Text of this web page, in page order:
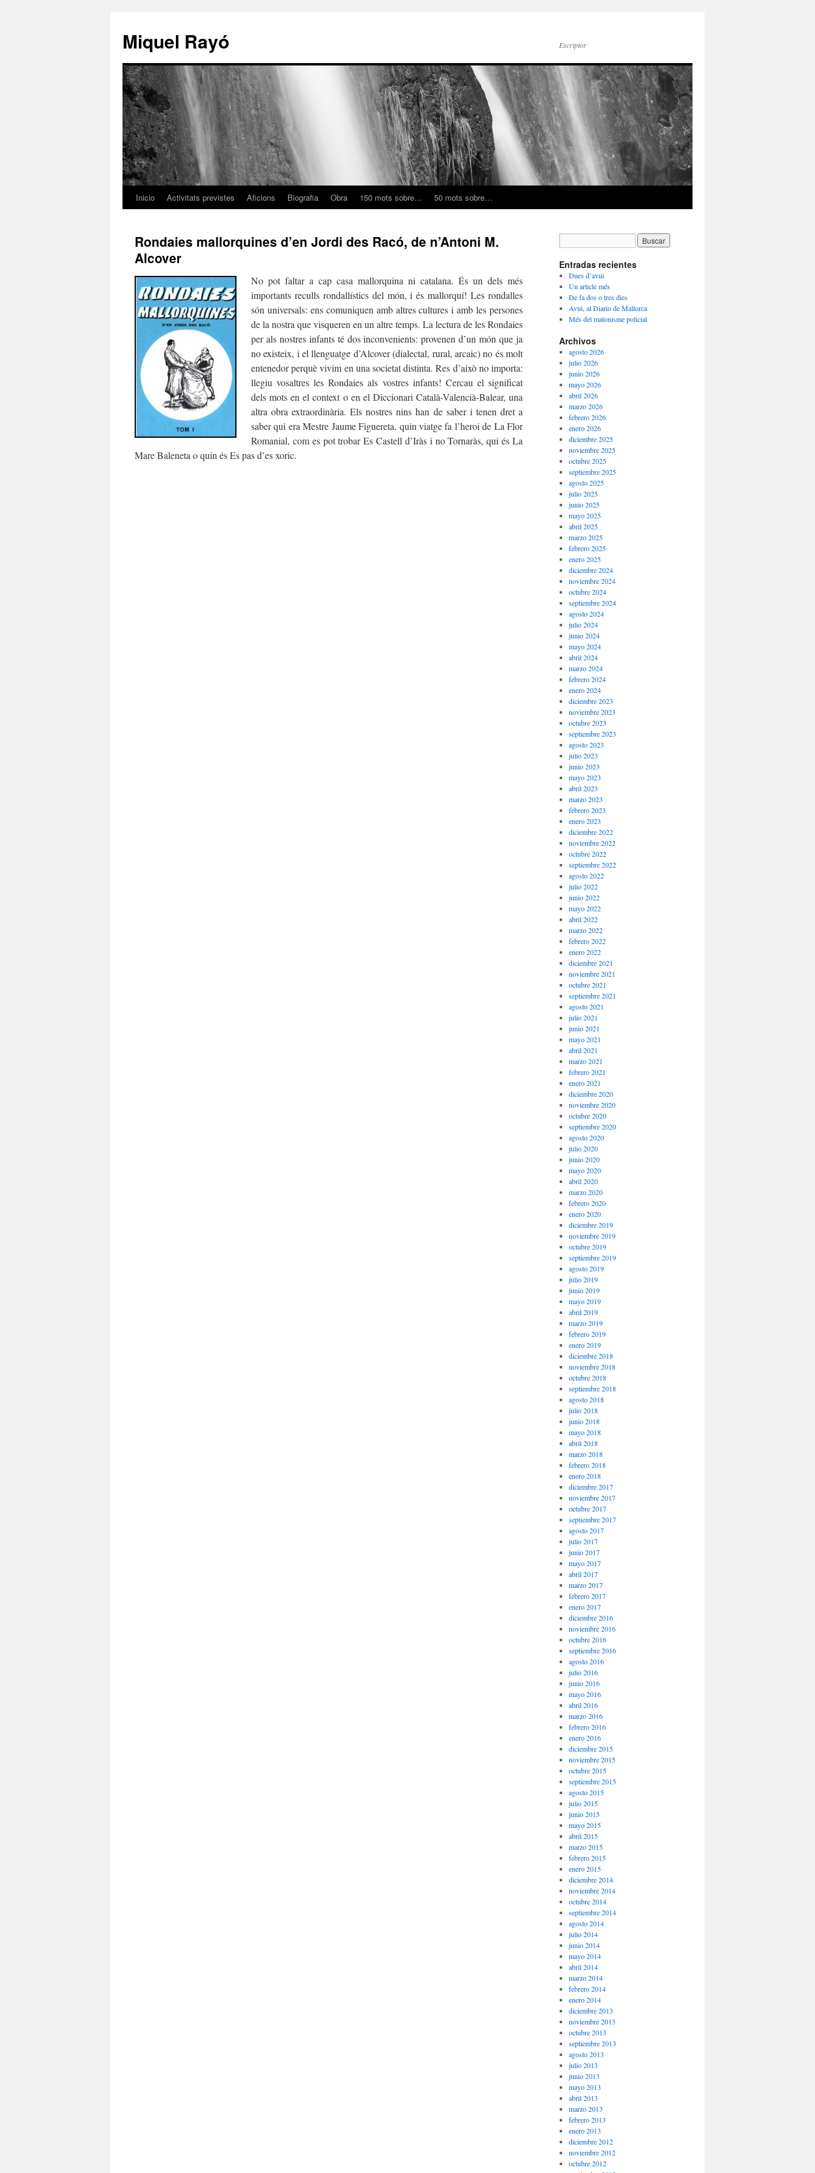
Miquel Rayó Escriptor
Inicio Activitats previstes Aficions Biografia Obra 150 mots sobre… 50 mots sobre…
Rondaies mallorquines d’en Jordi des Racó, de n’Antoni M.
Alcover
No pot faltar a cap casa mallorquina ni catalana. És un dels més
importants reculls rondallístics del món, i és mallorquí! Les rondalles
són universals: ens comuniquen amb altres cultures i amb les persones
de la nostra que visqueren en un altre temps. La lectura de les Rondaies
per als nostres infants té dos inconvenients: provenen d’un món que ja
no existeix, i el llenguatge d’Alcover (dialectal, rural, arcaic) no és molt
entenedor perquè vivim en una societat distinta. Res d’això no importa:
llegiu vosaltres les Rondaies als vostres infants! Cercau el significat
dels mots en el context o en el Diccionari Català-Valencià-Balear, una
altra obra extraordinària. Els nostres nins han de saber i tenen dret a
saber qui era Mestre Jaume Figuereta, quin viatge fa l’heroi de La Flor
Romanial, com es pot trobar Es Castell d’Iràs i no Tornaràs, qui és La
Mare Baleneta o quin és Es pas d’es xoric.
Entradas recientes
Dues d’avui
Un article més
De fa dos o tres dies
Avui, al Diario de Mallorca
Més del matonisme policial
Archivos
agosto 2026
julio 2026
junio 2026
mayo 2026
abril 2026
marzo 2026
febrero 2026
enero 2026
diciembre 2025
noviembre 2025
octubre 2025
septiembre 2025
agosto 2025
julio 2025
junio 2025
mayo 2025
abril 2025
marzo 2025
febrero 2025
enero 2025
diciembre 2024
noviembre 2024
octubre 2024
septiembre 2024
agosto 2024
julio 2024
junio 2024
mayo 2024
abril 2024
marzo 2024
febrero 2024
enero 2024
diciembre 2023
noviembre 2023
octubre 2023
septiembre 2023
agosto 2023
julio 2023
junio 2023
mayo 2023
abril 2023
marzo 2023
febrero 2023
enero 2023
diciembre 2022
noviembre 2022
octubre 2022
septiembre 2022
agosto 2022
julio 2022
junio 2022
mayo 2022
abril 2022
marzo 2022
febrero 2022
enero 2022
diciembre 2021
noviembre 2021
octubre 2021
septiembre 2021
agosto 2021
julio 2021
junio 2021
mayo 2021
abril 2021
marzo 2021
febrero 2021
enero 2021
diciembre 2020
noviembre 2020
octubre 2020
septiembre 2020
agosto 2020
julio 2020
junio 2020
mayo 2020
abril 2020
marzo 2020
febrero 2020
enero 2020
diciembre 2019
noviembre 2019
octubre 2019
septiembre 2019
agosto 2019
julio 2019
junio 2019
mayo 2019
abril 2019
marzo 2019
febrero 2019
enero 2019
diciembre 2018
noviembre 2018
octubre 2018
septiembre 2018
agosto 2018
julio 2018
junio 2018
mayo 2018
abril 2018
marzo 2018
febrero 2018
enero 2018
diciembre 2017
noviembre 2017
octubre 2017
septiembre 2017
agosto 2017
julio 2017
junio 2017
mayo 2017
abril 2017
marzo 2017
febrero 2017
enero 2017
diciembre 2016
noviembre 2016
octubre 2016
septiembre 2016
agosto 2016
julio 2016
junio 2016
mayo 2016
abril 2016
marzo 2016
febrero 2016
enero 2016
diciembre 2015
noviembre 2015
octubre 2015
septiembre 2015
agosto 2015
julio 2015
junio 2015
mayo 2015
abril 2015
marzo 2015
febrero 2015
enero 2015
diciembre 2014
noviembre 2014
octubre 2014
septiembre 2014
agosto 2014
julio 2014
junio 2014
mayo 2014
abril 2014
marzo 2014
febrero 2014
enero 2014
diciembre 2013
noviembre 2013
octubre 2013
septiembre 2013
agosto 2013
julio 2013
junio 2013
mayo 2013
abril 2013
marzo 2013
febrero 2013
enero 2013
diciembre 2012
noviembre 2012
octubre 2012